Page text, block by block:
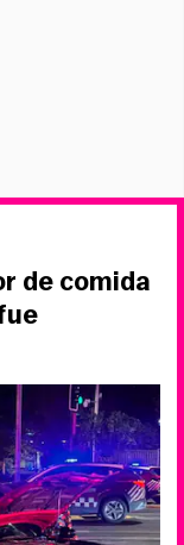
de comida